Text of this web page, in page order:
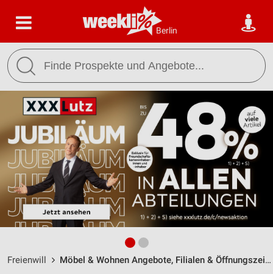
Berlin
Freienwill Möbel & Wohnen Angebote, Filialen & Öffnungszeiten